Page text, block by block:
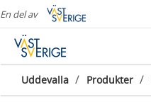
En del av
Uddevalla / Produkter /